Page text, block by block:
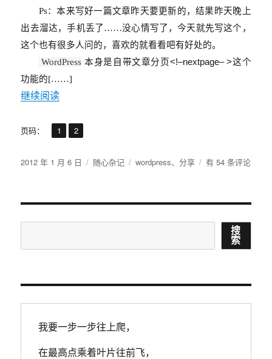
Ps：本来写好一篇文章昨天要更新的，结果昨天晚上
出去溜达，手机丢了……没心情写了，今天就先写这个，
这个也有很多人问的，喜欢的就看看吧有好处的。
WordPress 本身是自带文章分页<!–nextpage– >这个
功能的[……]
继续阅读
页码： 页1 ,
页
2
发
2012 年 1 月 6 日
分
随心杂记
标
wordpress、分享
WordPress
启
nextpage
签
有 54 条评论
搜
索
我要一步一步往上爬，
在最高点乘着叶片往前飞，